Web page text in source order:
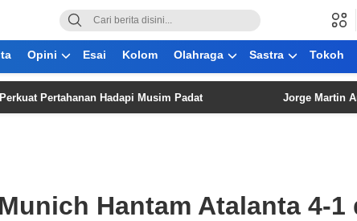
Bangsa
Opini Esai Kolom Olahraga Sastra Tokoh
Hadapi Musim Padat Jorge Martin Amankan
Hantam Atalanta 4-1